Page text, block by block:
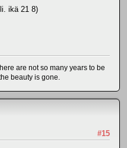
ikä 21 8)
are not so many years to be
beauty is gone.
#15